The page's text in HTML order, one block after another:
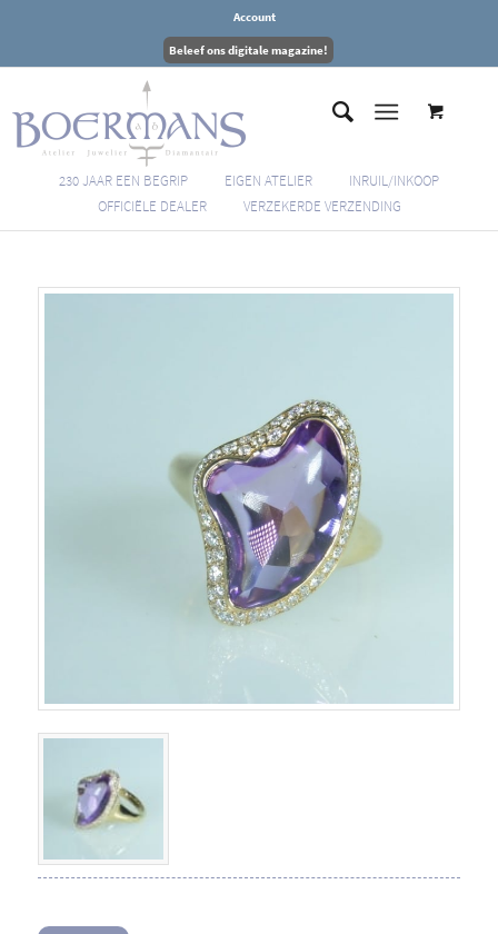
Account
Beleef ons digitale magazine!
230 JAAR EEN BEGRIP EIGEN ATELIER
INRUIL/INKOOP
OFFICIËLE DEALER
VERZEKERDE VERZENDING